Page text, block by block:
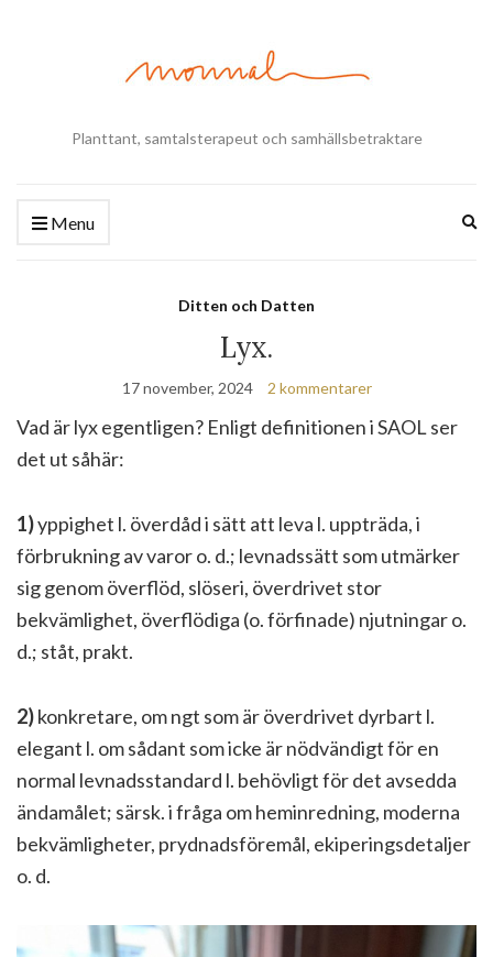
Planttant, samtalsterapeut och samhällsbetraktare
Menu
Ditten och Datten
Lyx.
17 november, 2024 2 kommentarer
Vad är lyx egentligen? Enligt definitionen i SAOL ser
det ut såhär:
1)yppighet l. överdåd i sätt att leva l. uppträda, i
förbrukning av varor o. d.; levnadssätt som utmärker
sig genom överflöd, slöseri, överdrivet stor
bekvämlighet, överflödiga (o. förfinade) njutningar o.
d.; ståt, prakt.
2)konkretare, om ngt som är överdrivet dyrbart l.
elegant l. om sådant som icke är nödvändigt för en
normal levnadsstandard l. behövligt för det avsedda
ändamålet; särsk. i fråga om heminredning, moderna
bekvämligheter, prydnadsföremål, ekiperingsdetaljer
o. d.